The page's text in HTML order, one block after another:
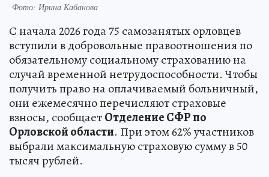
Фото: Ирина Кабанова
С начала 2026 года 75 самозанятых орловцев
вступили в добровольные правоотношения по
обязательному социальному страхованию на
случай временной нетрудоспособности. Чтобы
получить право на оплачиваемый больничный,
они ежемесячно перечисляют страховые
взносы, сообщаетОтделение СФР по
Орловской области. При этом 62% участников
выбрали максимальную страховую сумму в 50
тысяч рублей.